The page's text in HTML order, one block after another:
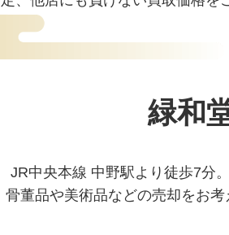
緑和
JR中央本線 中野駅より徒歩7分
骨董品や美術品などの売却をお